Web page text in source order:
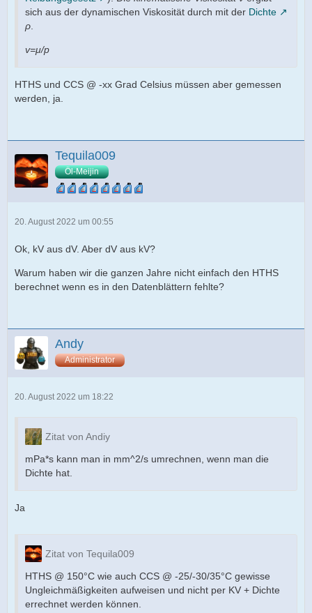
sich aus der dynamischen Viskosität durch mit der Dichte
ρ
v=μ/p
HTHS und CCS @ -xx Grad Celsius müssen aber gemessen
werden, ja.
Tequila009
Öl-Meijin
20. August 2022 um 00:55
Ok, kV aus dV. Aber dV aus kV?
Warum haben wir die ganzen Jahre nicht einfach den HTHS
berechnet wenn es in den Datenblättern fehlte?
Andy
Administrator
20. August 2022 um 18:22
Zitat von Andiy
mPa*s kann man in mm^2/s umrechnen, wenn man die
Dichte hat.
Ja
Zitat von Tequila009
HTHS @ 150°C wie auch CCS @ -25/-30/35°C gewisse
Ungleichmäßigkeiten aufweisen und nicht per KV + Dichte
errechnet werden können.